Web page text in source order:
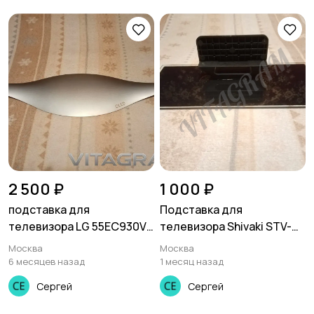
2 500 ₽
подставка для
телевизора LG 55EC930V
LG 55EC9300
Москва
6 месяцев назад
Сергей
1 000 ₽
Подставка для
телевизора Shivaki STV-
40LED12
Москва
1 месяц назад
Сергей